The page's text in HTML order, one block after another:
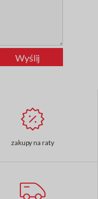
zakupy na raty